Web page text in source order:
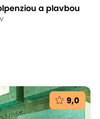
a plavbou
9,0